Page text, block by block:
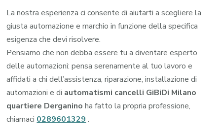
La nostra esperienza ci consente di aiutarti a scegliere la
giusta automazione e marchio in funzione della specifica
esigenza che devi risolvere.
Pensiamo che non debba essere tu a diventare esperto
delle automazioni: pensa serenamente al tuo lavoro e
affidati a chi dell’assistenza, riparazione, installazione di
automazioni e di automatismi cancelli GiBiDi Milano
quartiere Derganino ha fatto la propria professione,
chiamaci 0289601329 .